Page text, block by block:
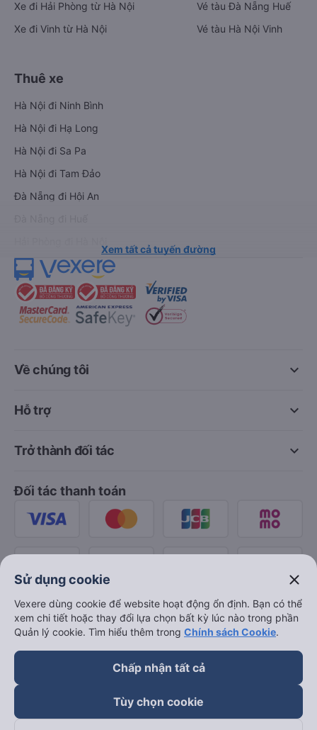
Xe đi Hải Phòng từ Hà Nội
Xe đi Vinh từ Hà Nội
Vé tàu Đà Nẵng Huế
Vé tàu Hà Nội Vinh
Thuê xe
Hà Nội đi Ninh Bình
Hà Nội đi Hạ Long
Hà Nội đi Sa Pa
Hà Nội đi Tam Đảo
Đà Nẵng đi Hội An
Xem tất cả tuyến đường
keyboard_arrow_down
Về chúng tôi
keyboard_arrow_down
Hỗ trợ
keyboard_arrow_down
Trở thành đối tác
Đối tác thanh toán
Sử dụng cookie close
Vexere dùng cookie để website hoạt động ổn định. Bạn có thể
xem chi tiết hoặc thay đổi lựa chọn bất kỳ lúc nào trong phần
Quản lý cookie. Tìm hiểu thêm trong Chính sách Cookie.
Chấp nhận tất cả
Tùy chọn cookie